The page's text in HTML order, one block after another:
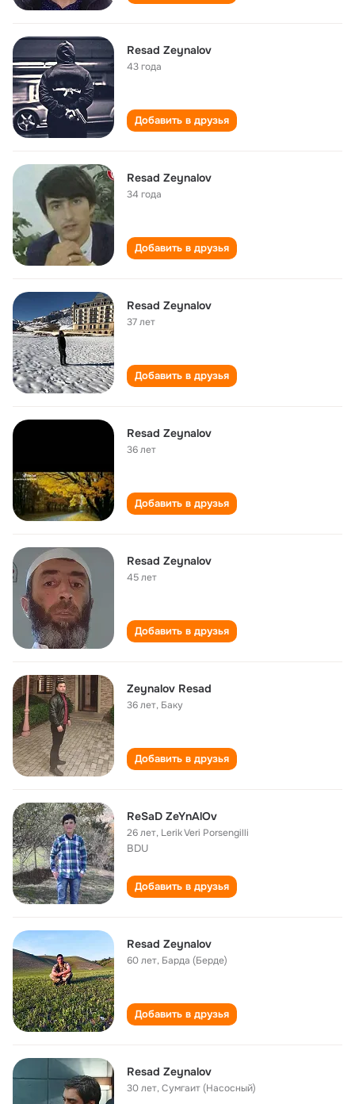
Resad Zeynalov
43 года
Добавить в друзья
Resad Zeynalov
34 года
Добавить в друзья
Resad Zeynalov
37 лет
Добавить в друзья
Resad Zeynalov
36 лет
Добавить в друзья
Resad Zeynalov
45 лет
Добавить в друзья
Zeynalov Resad
36 лет, Баку
Добавить в друзья
ReSaD ZeYnAlOv
26 лет, Lerik Veri Porsengilli
BDU
Добавить в друзья
Resad Zeynalov
60 лет, Барда (Берде)
Добавить в друзья
Resad Zeynalov
30 лет,Сумгаит (Насосный)